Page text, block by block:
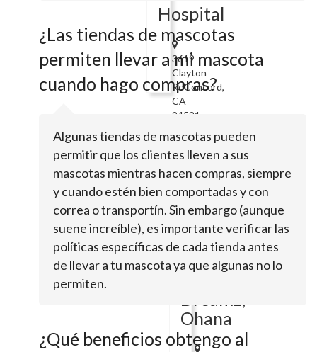
Hospital
3619
Clayton
RdConcord,
CA
94521
Precious
Pups
Longbrook
WayPleasant
Hill,
94523
Ohana
¿Las tiendas de mascotas
permiten llevar a mi mascota
cuando hago compras?
Algunas tiendas de mascotas pueden
permitir que los clientes lleven a sus
mascotas mientras hacen compras, siempre
y cuando estén bien comportadas y con
correa o transportín. Sin embargo (aunque
suene increíble), es importante verificar las
políticas específicas de cada tienda antes
de llevar a tu mascota ya que algunas no lo
permiten.
¿Qué beneficios obtengo al